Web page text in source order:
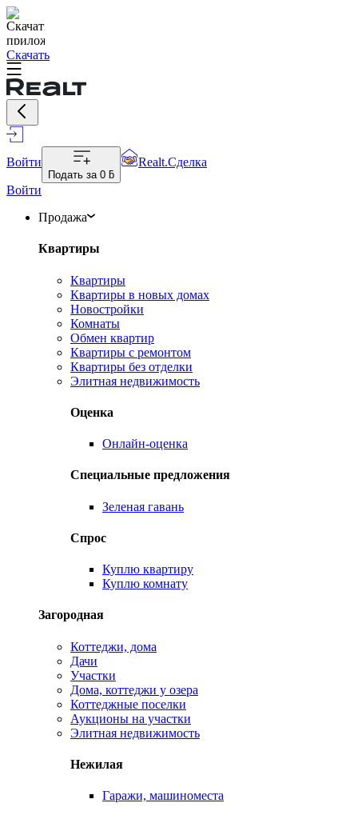
Скачать
Войти
Подать за 0 ƃ
Realt.Сделка
Войти
Продажа
Квартиры
Квартиры
Квартиры в новых домах
Новостройки
Комнаты
Обмен квартир
Квартиры с ремонтом
Квартиры без отделки
Элитная недвижимость
Оценка
Онлайн-оценка
Специальные предложения
Зеленая гавань
Спрос
Куплю квартиру
Куплю комнату
Загородная
Коттеджи, дома
Дачи
Участки
Дома, коттеджи у озера
Коттеджные поселки
Аукционы на участки
Элитная недвижимость
Нежилая
Гаражи, машиноместа